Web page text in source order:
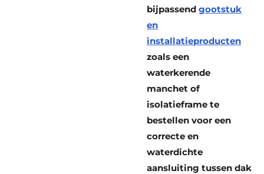
bijpassend gootstuk
en
installatieproducten
zoals een
waterkerende
manchet of
isolatieframe te
bestellen voor een
correcte en
waterdichte
aansluiting tussen dak